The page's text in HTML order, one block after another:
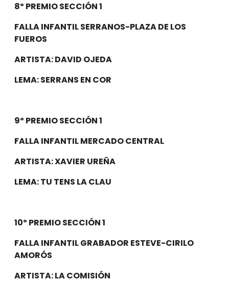
8º PREMIO SECCIÓN 1
FALLA INFANTIL SERRANOS-PLAZA DE LOS
FUEROS
ARTISTA: DAVID OJEDA
LEMA: SERRANS EN COR
9º PREMIO SECCIÓN 1
FALLA INFANTIL MERCADO CENTRAL
ARTISTA: XAVIER UREÑA
LEMA: TU TENS LA CLAU
10º PREMIO SECCIÓN 1
FALLA INFANTIL GRABADOR ESTEVE-CIRILO
AMORÓS
ARTISTA: LA COMISIÓN